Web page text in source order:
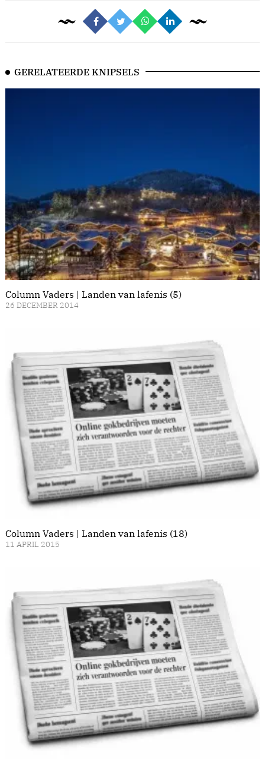
GERELATEERDE KNIPSELS
Column Vaders | Landen van lafenis (5)
26 DECEMBER 2014
Column Vaders | Landen van lafenis (18)
11 APRIL 2015